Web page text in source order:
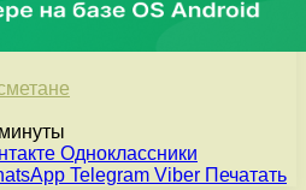
Одноклассники
Telegram Viber Печатать